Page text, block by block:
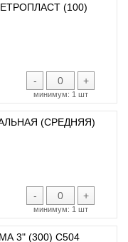
(100)
- +
минимум: 1 шт
(СРЕДНЯЯ)
- +
минимум: 1 шт
3" (300) С504